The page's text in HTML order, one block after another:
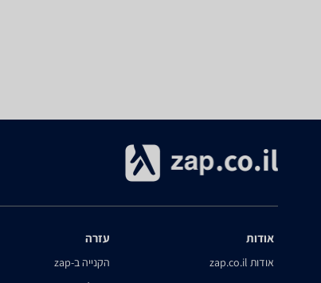
אודות
אודות zap.co.il
עזרה
הקנייה ב-zap